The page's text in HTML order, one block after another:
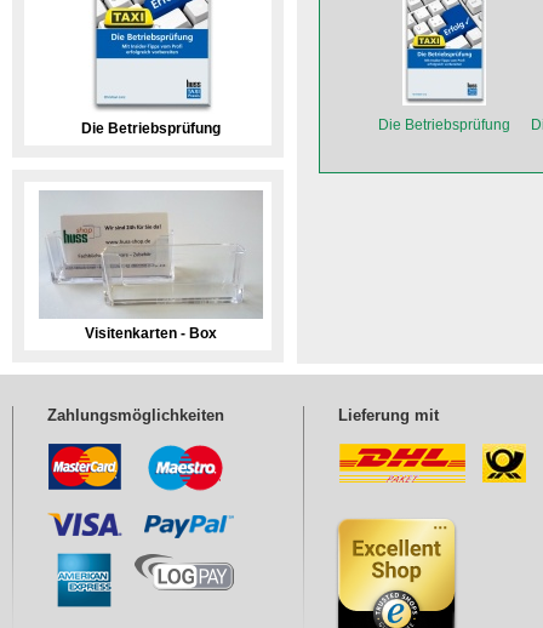
Die Betriebsprüfung
Visitenkarten - Box
Die Betriebsprüfung
Zahlungsmöglichkeiten Lieferung mit